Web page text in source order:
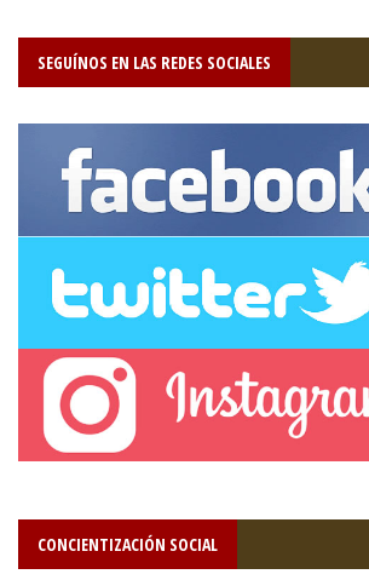
SEGUÍNOS EN LAS REDES SOCIALES
CONCIENTIZACIÓN SOCIAL